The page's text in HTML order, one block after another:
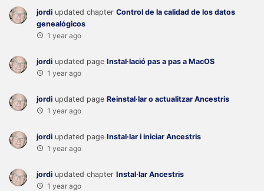
jordi updated chapter Control de la calidad de los datos
genealógicos
1 year ago
jordi updated page Instal·lació pas a pas a MacOS
1 year ago
jordi updated page Reinstal·lar o actualitzar Ancestris
1 year ago
jordi updated page Instal·lar i iniciar Ancestris
1 year ago
jordi updated chapter Instal·lar Ancestris
1 year ago